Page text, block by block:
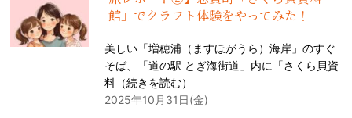
館」でクラフト体験をやってみた！
美しい「増穂浦（ますほがうら）海岸」のすぐ
そば、「道の駅 とぎ海街道」内に「さくら貝資
料（続きを読む）
2025年10月31日(金)